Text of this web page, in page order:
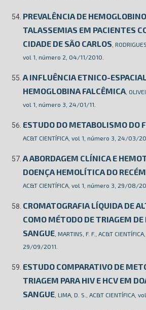
PREVALÊNCIA DE
TALASSEMIAS EM PACIENTES
CIDADE DE SÃO CARLOS ,
vol 1, número 2, 04/11/2010.
A INFLUÊNCIA ETNICO-
HEMOGLOBINA FALCÊMICA ,
vol 1, número 3, 24/01/11.
ESTUDO DO METABOLISMO DO
AC&T CIENTÍFICA, vol 1, número 3, 24/03/
A ABORDAGEM CLÍNICA E
DOENÇA HEMOLÍTICA DO
AC&T CIENTÍFICA, vol 1, número 3, 29/08/
CROMATOGRAFIA LÍQUIDA DE
COMO MÉTODO DE TRIAGEM DE
SANGUE , MARTINS, F. F., AC&T
29/09/2011.
ESTUDO COMPARATIVO DE
TRIAGEM PARA HIV E HCV EM
SANGUE , LIMA, D. S., AC&T CIENTÍFICA,